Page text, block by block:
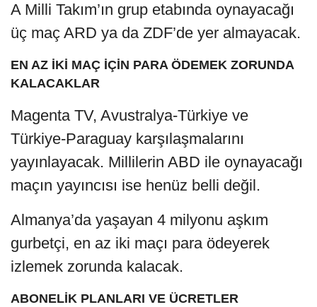
A Milli Takım’ın grup etabında oynayacağı
üç maç ARD ya da ZDF’de yer almayacak.
EN AZ İKİ MAÇ İÇİN PARA ÖDEMEK ZORUNDA
KALACAKLAR
Magenta TV, Avustralya-Türkiye ve
Türkiye-Paraguay karşılaşmalarını
yayınlayacak. Millilerin ABD ile oynayacağı
maçın yayıncısı ise henüz belli değil.
Almanya’da yaşayan 4 milyonu aşkım
gurbetçi, en az iki maçı para ödeyerek
izlemek zorunda kalacak.
ABONELİK PLANLARI VE ÜCRETLER